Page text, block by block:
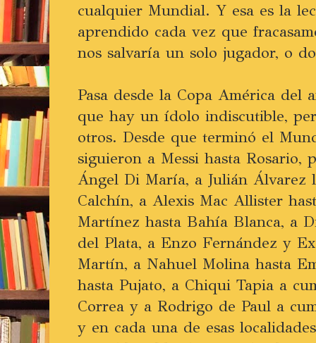
cualquier Mundial. Y esa es la
aprendido cada vez que
nos salvaría un solo jugador, o
Pasa desde la Copa América del
que hay un ídolo indiscutible,
otros. Desde que terminó el
siguieron a Messi hasta Rosario,
Ángel Di María, a Julián Álvarez
Calchín, a Alexis Mac Allister
Martínez hasta Bahía Blanca, a
del Plata, a Enzo Fernández y
Martín, a Nahuel Molina hasta
hasta Pujato, a Chiqui Tapia a
Correa y a Rodrigo de Paul a
y en cada una de esas